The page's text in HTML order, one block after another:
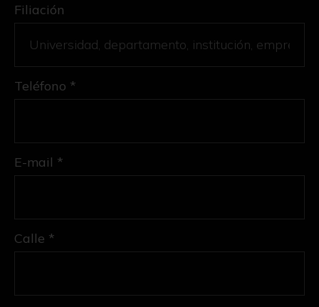
Filiación
Teléfono *
E-mail *
Calle *